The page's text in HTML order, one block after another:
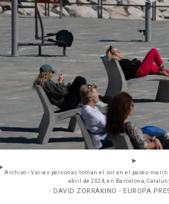
Archivo - Varias personas toman el sol en el paseo
abril de 2024, en Barcelona,
- DAVID ZORRAKINO - EUROPA